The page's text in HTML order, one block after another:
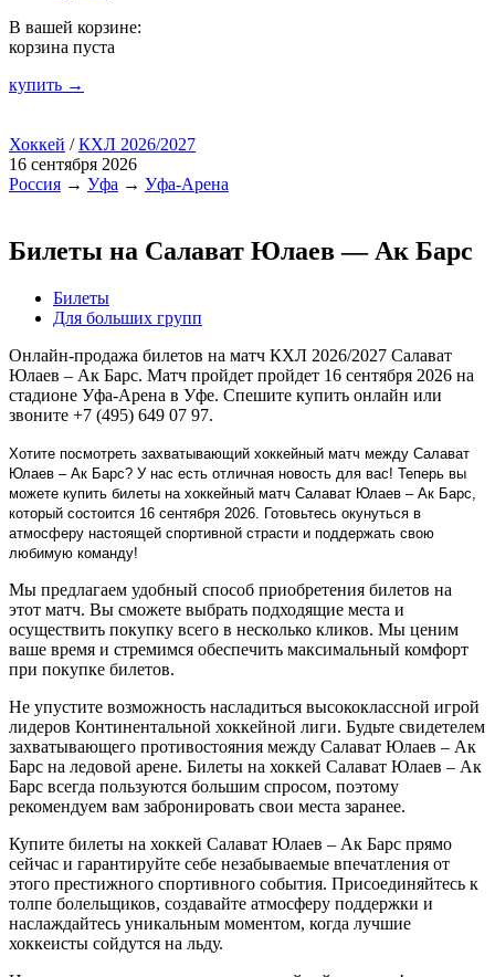
В вашей корзине:
корзина пуста
купить →
Хоккей /КХЛ 2026/2027
16 сентября 2026
Россия → Уфа → Уфа-Арена
Билеты на Салават Юлаев — Ак Барс
Билеты
Для больших групп
Онлайн-продажа билетов на матч КХЛ 2026/2027 Салават
Юлаев – Ак Барс. Матч пройдет пройдет 16 сентября 2026 на
стадионе Уфа-Арена в Уфе. Спешите купить онлайн или
звоните +7 (495) 649 07 97.
Хотите посмотреть захватывающий хоккейный матч между Салават
Юлаев – Ак Барс? У нас есть отличная новость для вас! Теперь вы
можете купить билеты на хоккейный матч Салават Юлаев – Ак Барс,
который состоится 16 сентября 2026. Готовьтесь окунуться в
атмосферу настоящей спортивной страсти и поддержать свою
любимую команду!
Мы предлагаем удобный способ приобретения билетов на
этот матч. Вы сможете выбрать подходящие места и
осуществить покупку всего в несколько кликов. Мы ценим
ваше время и стремимся обеспечить максимальный комфорт
при покупке билетов.
Не упустите возможность насладиться высококлассной игрой
лидеров Континентальной хоккейной лиги. Будьте свидетелем
захватывающего противостояния между Салават Юлаев – Ак
Барс на ледовой арене. Билеты на хоккей Салават Юлаев – Ак
Барс всегда пользуются большим спросом, поэтому
рекомендуем вам забронировать свои места заранее.
Купите билеты на хоккей Салават Юлаев – Ак Барс прямо
сейчас и гарантируйте себе незабываемые впечатления от
этого престижного спортивного события. Присоединяйтесь к
толпе болельщиков, создавайте атмосферу поддержки и
наслаждайтесь уникальным моментом, когда лучшие
хоккеисты сойдутся на льду.